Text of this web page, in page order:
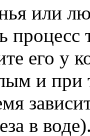
или
процесс
его у
и при
в